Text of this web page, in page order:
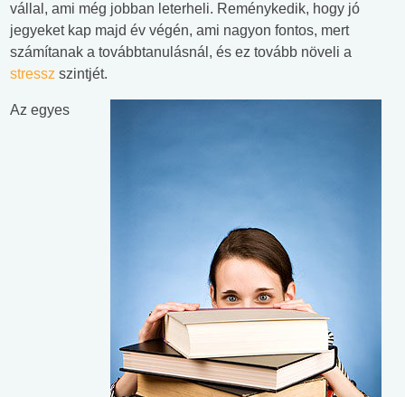
vállal, ami még jobban leterheli. Reménykedik, hogy jó
jegyeket kap majd év végén, ami nagyon fontos, mert
számítanak a továbbtanulásnál, és ez tovább növeli a
stressz szintjét.
Az egyes